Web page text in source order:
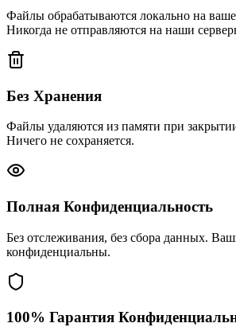
Файлы обрабатываются локально на
Никогда не отправляются на наши
Без Хранения
Файлы удаляются из памяти при
Ничего не сохраняется.
Полная Конфиденциальность
Без отслеживания, без сбора данных.
конфиденциальны.
100% Гарантия